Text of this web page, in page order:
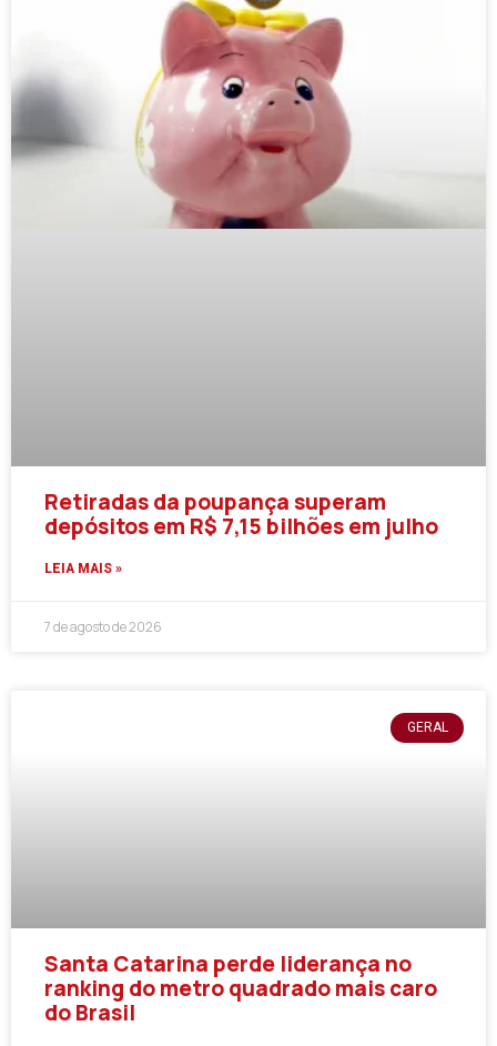
Retiradas da poupança superam
depósitos em R$ 7,15 bilhões em julho
LEIA MAIS »
7 de agosto de 2026
GERAL
Santa Catarina perde liderança no
ranking do metro quadrado mais caro
do Brasil